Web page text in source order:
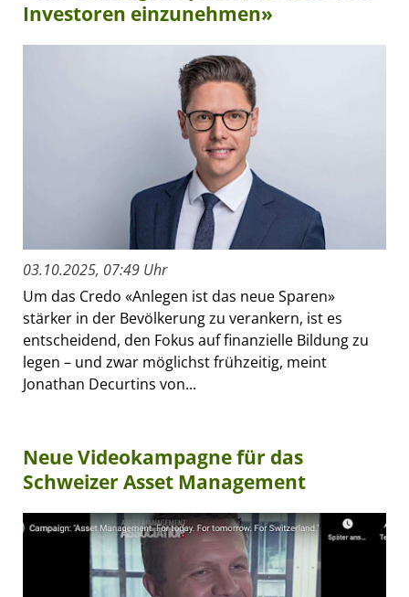
Investoren einzunehmen»
03.10.2025, 07:49 Uhr
Um das Credo «Anlegen ist das neue Sparen»
stärker in der Bevölkerung zu verankern, ist es
entscheidend, den Fokus auf finanzielle Bildung zu
legen – und zwar möglichst frühzeitig, meint
Jonathan Decurtins von...
Neue Videokampagne für das
Schweizer Asset Management